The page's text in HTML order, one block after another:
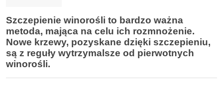
Szczepienie winorośli to bardzo ważna
metoda, mająca na celu ich rozmnożenie.
Nowe krzewy, pozyskane dzięki szczepieniu,
są z reguły wytrzymalsze od pierwotnych
winorośli.